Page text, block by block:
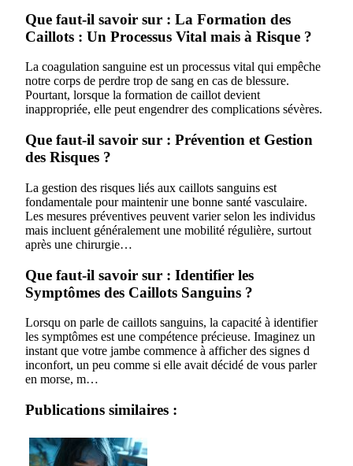
Que faut-il savoir sur : La Formation des
Caillots : Un Processus Vital mais à Risque ?
La coagulation sanguine est un processus vital qui empêche
notre corps de perdre trop de sang en cas de blessure.
Pourtant, lorsque la formation de caillot devient
inappropriée, elle peut engendrer des complications sévères.
Que faut-il savoir sur : Prévention et Gestion
des Risques ?
La gestion des risques liés aux caillots sanguins est
fondamentale pour maintenir une bonne santé vasculaire.
Les mesures préventives peuvent varier selon les individus
mais incluent généralement une mobilité régulière, surtout
après une chirurgie…
Que faut-il savoir sur : Identifier les
Symptômes des Caillots Sanguins ?
Lorsqu on parle de caillots sanguins, la capacité à identifier
les symptômes est une compétence précieuse. Imaginez un
instant que votre jambe commence à afficher des signes d
inconfort, un peu comme si elle avait décidé de vous parler
en morse, m…
Publications similaires :